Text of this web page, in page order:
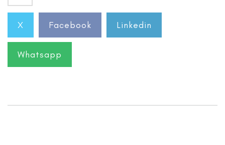
X Facebook Linkedin
Whatsapp